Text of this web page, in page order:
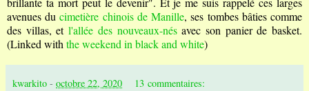
avenues ducimetière chinois de Manille, ses tombes bâties comme
des villas, etl'allée des nouveaux-nésavec son panier de basket.
(Linked withthe weekend in black and white)
kwarkito - octobre 22, 2020 13 commentaires: